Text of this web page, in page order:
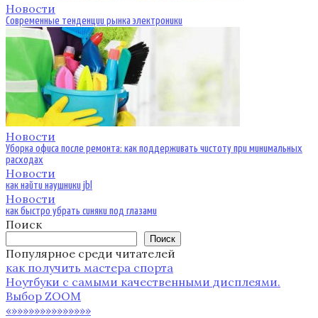
Новости
Современные тенденции рынка электроники
Новости
Уборка офиса после ремонта: как поддерживать чистоту при минимальных
расходах
Новости
как найти наушники jbl
Новости
как быстро убрать синяки под глазами
Поиск
Поиск
Популярное среди читателей
как получить мастера спорта
Ноутбуки с самыми качественными дисплеями.
Выбор ZOOM
«»»»»»»»»»»»»»»